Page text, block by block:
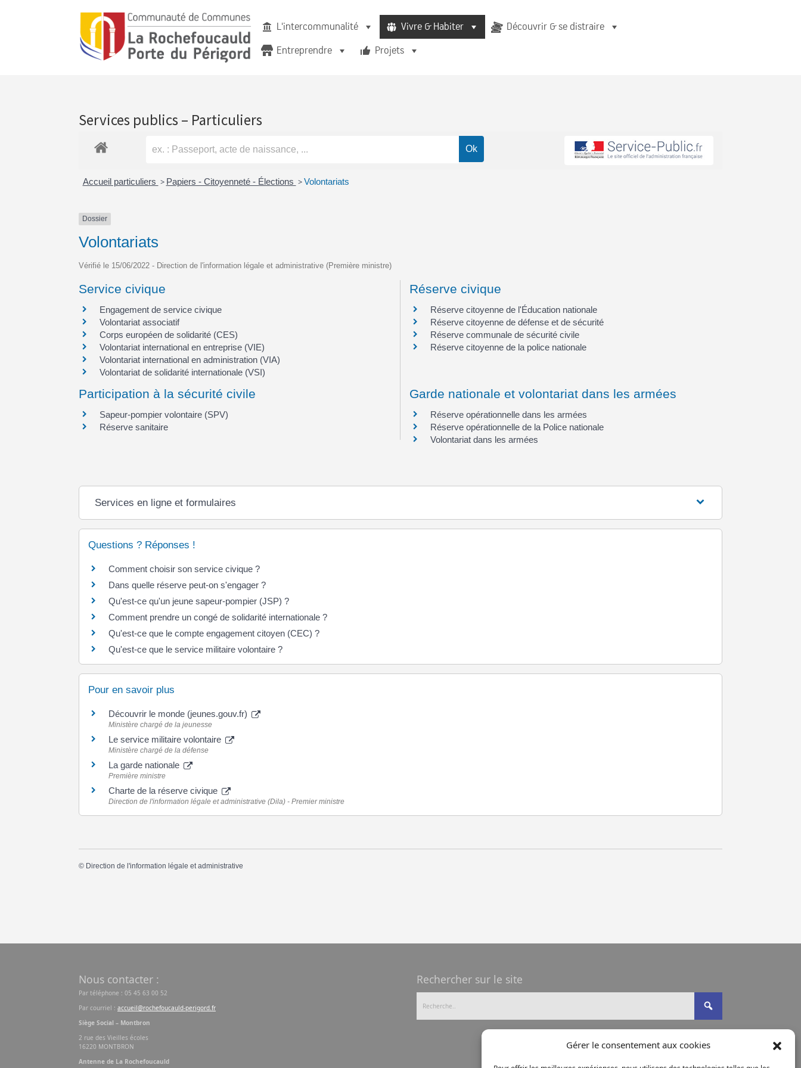
Gérer le consentement aux cookies
L'intercommunalité Vivre & Habiter
Découvrir & se distraire
Entreprendre
Projets
Services publics – Particuliers
Accueil particuliers > Papiers - Citoyenneté - Élections > Volontariats
Dossier
Volontariats
Vérifié le 15/06/2022 - Direction de l'information légale et administrative (Première ministre)
Service civique
Engagement de service civique
Volontariat associatif
Corps européen de solidarité (CES)
Volontariat international en entreprise (VIE)
Volontariat international en administration (VIA)
Volontariat de solidarité internationale (VSI)
Réserve civique
Réserve citoyenne de l'Éducation nationale
Réserve citoyenne de défense et de sécurité
Réserve communale de sécurité civile
Réserve citoyenne de la police nationale
Participation à la sécurité civile
Sapeur-pompier volontaire (SPV)
Réserve sanitaire
Garde nationale et volontariat dans les armées
Réserve opérationnelle dans les armées
Réserve opérationnelle de la Police nationale
Volontariat dans les armées
Services en ligne et formulaires
Questions ? Réponses !
Comment choisir son service civique ?
Dans quelle réserve peut-on s'engager ?
Qu'est-ce qu'un jeune sapeur-pompier (JSP) ?
Comment prendre un congé de solidarité internationale ?
Qu'est-ce que le compte engagement citoyen (CEC) ?
Qu'est-ce que le service militaire volontaire ?
Pour en savoir plus
Découvrir le monde (jeunes.gouv.fr)
Ministère chargé de la jeunesse
Le service militaire volontaire
Ministère chargé de la défense
La garde nationale
Première ministre
Charte de la réserve civique
Direction de l'information légale et administrative (Dila) - Premier ministre
© Direction de l'information légale et administrative
Nous contacter :
Par téléphone : 05 45 63 00 52
Par courriel : accueil@rochefoucauld-perigord.fr
Siège Social – Montbron
2 rue des Vieilles écoles
16220 MONTBRON
Antenne de La Rochefoucauld
Rechercher sur le site